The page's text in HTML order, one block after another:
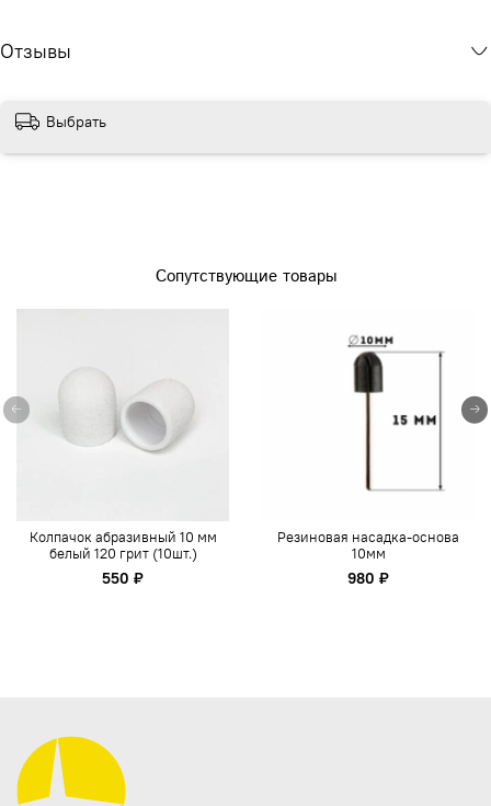
Отзывы
Выбрать
Сопутствующие товары
Колпачок абразивный 10 мм
белый 120 грит (10шт.)
550 ₽
Резиновая насадка-основа
10мм
980 ₽